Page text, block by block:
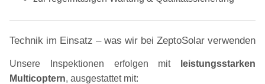
Technik im Einsatz – was wir bei ZeptoSolar verwenden
Unsere Inspektionen erfolgen mit
leistungsstarken
Multicoptern, ausgestattet mit: